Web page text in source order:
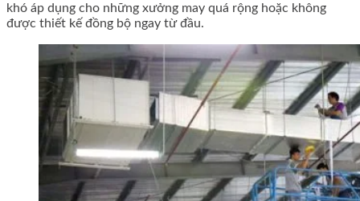
khó áp dụng cho những xưởng may quá rộng hoặc không
được thiết kế đồng bộ ngay từ đầu.